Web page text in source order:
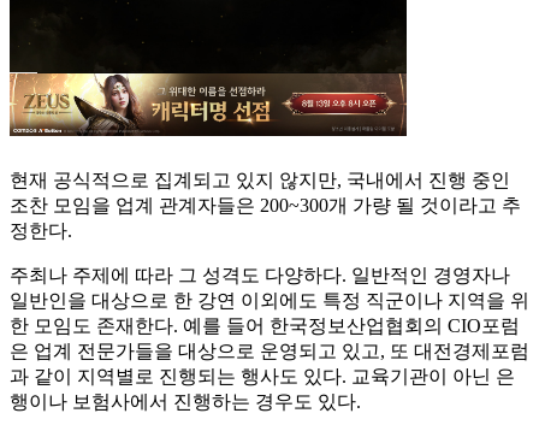
현재 공식적으로 집계되고 있지 않지만, 국내에서 진행 중인
조찬 모임을 업계 관계자들은 200~300개 가량 될 것이라고 추
정한다.
주최나 주제에 따라 그 성격도 다양하다. 일반적인 경영자나
일반인을 대상으로 한 강연 이외에도 특정 직군이나 지역을 위
한 모임도 존재한다. 예를 들어 한국정보산업협회의 CIO포럼
은 업계 전문가들을 대상으로 운영되고 있고, 또 대전경제포럼
과 같이 지역별로 진행되는 행사도 있다. 교육기관이 아닌 은
행이나 보험사에서 진행하는 경우도 있다.